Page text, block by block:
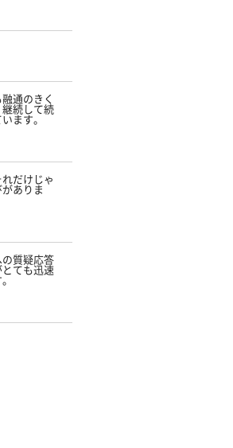
通のきく
続して続
ます。
だけじゃ
ありま
の質疑応答
ても迅速